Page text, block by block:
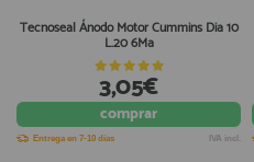
Tecnoseal Ánodo Motor Cummins Dia 10
L.20 6Ma
3,05€
comprar
Entrega en 7-10 días IVA incl.